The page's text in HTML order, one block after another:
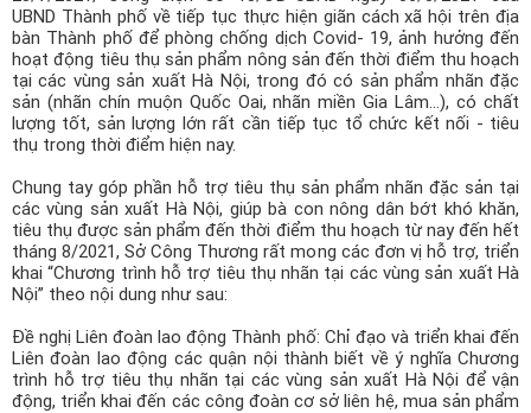
Công ty *
Chức vụ *
Lĩnh vực hoạt động *
Lời giới thiệu ngắn
ĐĂNG KÝ HỘI VIÊN
UBND Thành phố về tiếp tục thực hiện giãn cách xã hội trên địa
bàn Thành phố để phòng chống dịch Covid- 19, ảnh hưởng đến
hoạt động tiêu thụ sản phẩm nông sản đến thời điểm thu hoạch
tại các vùng sản xuất Hà Nội, trong đó có sản phẩm nhãn đặc
sản (nhãn chín muộn Quốc Oai, nhãn miền Gia Lâm...), có chất
lượng tốt, sản lượng lớn rất cần tiếp tục tổ chức kết nối - tiêu
thụ trong thời điểm hiện nay.
Chung tay góp phần hỗ trợ tiêu thụ sản phẩm nhãn đặc sản tại
các vùng sản xuất Hà Nội, giúp bà con nông dân bớt khó khăn,
tiêu thụ được sản phẩm đến thời điểm thu hoạch từ nay đến hết
tháng 8/2021, Sở Công Thương rất mong các đơn vị hỗ trợ, triển
khai “Chương trình hỗ trợ tiêu thụ nhãn tại các vùng sản xuất Hà
Nội” theo nội dung như sau:
Đề nghị Liên đoàn lao động Thành phố: Chỉ đạo và triển khai đến
Liên đoàn lao động các quận nội thành biết về ý nghĩa Chương
trình hỗ trợ tiêu thụ nhãn tại các vùng sản xuất Hà Nội để vận
động, triển khai đến các công đoàn cơ sở liên hệ, mua sản phẩm